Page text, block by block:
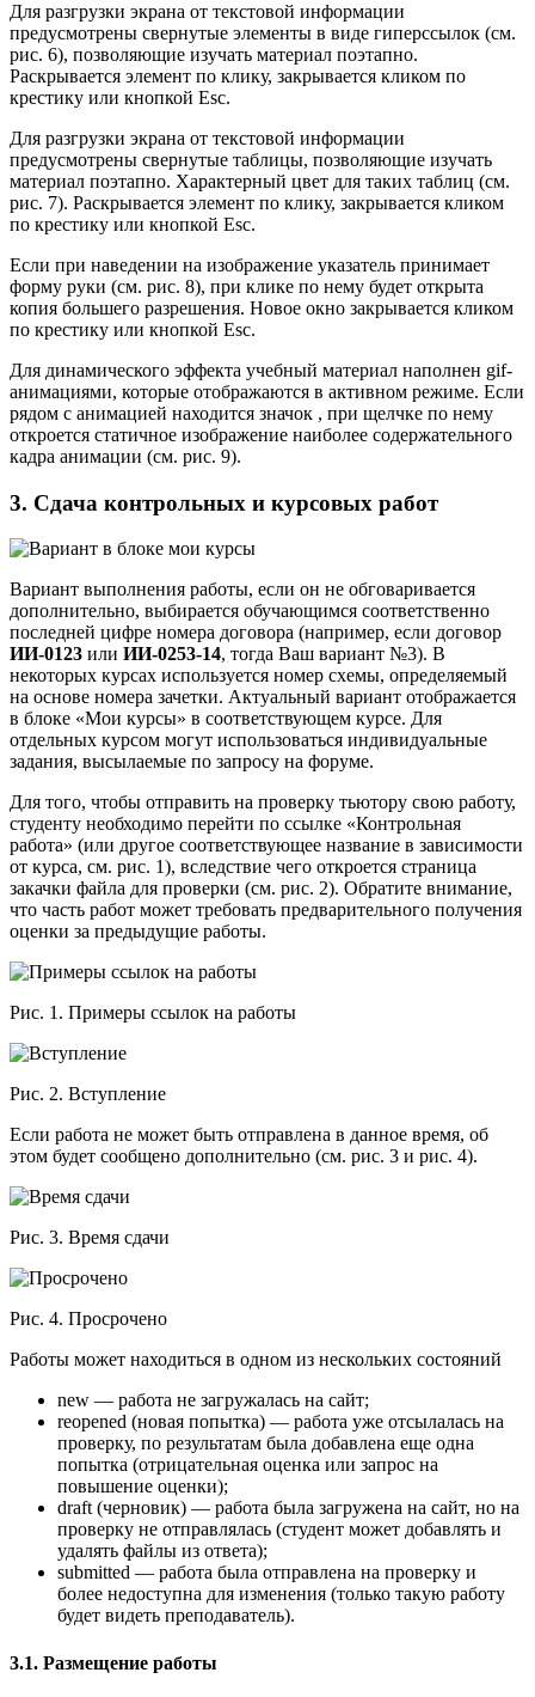
Для разгрузки экрана от текстовой информации
предусмотрены свернутые элементы в виде гиперссылок (см.
рис. 6), позволяющие изучать материал поэтапно.
Раскрывается элемент по клику, закрывается кликом по
крестику или кнопкой Esc.
Для разгрузки экрана от текстовой информации
предусмотрены свернутые таблицы, позволяющие изучать
материал поэтапно. Характерный цвет для таких таблиц (см.
рис. 7). Раскрывается элемент по клику, закрывается кликом
по крестику или кнопкой Esc.
Если при наведении на изображение указатель принимает
форму руки (см. рис. 8), при клике по нему будет открыта
копия большего разрешения. Новое окно закрывается кликом
по крестику или кнопкой Esc.
Для динамического эффекта учебный материал наполнен gif-
анимациями, которые отображаются в активном режиме. Если
рядом с анимацией находится значок , при щелчке по нему
откроется статичное изображение наиболее содержательного
кадра анимации (см. рис. 9).
3. Сдача контрольных и курсовых работ
Вариант выполнения работы, если он не обговаривается
дополнительно, выбирается обучающимся соответственно
последней цифре номера договора (например, если договор
ИИ-0123 или ИИ-0253-14, тогда Ваш вариант №3). В
некоторых курсах используется номер схемы, определяемый
на основе номера зачетки. Актуальный вариант отображается
в блоке «Мои курсы» в соответствующем курсе. Для
отдельных курсом могут использоваться индивидуальные
задания, высылаемые по запросу на форуме.
Для того, чтобы отправить на проверку тьютору свою работу,
студенту необходимо перейти по ссылке «Контрольная
работа» (или другое соответствующее название в зависимости
от курса, см. рис. 1), вследствие чего откроется страница
закачки файла для проверки (см. рис. 2). Обратите внимание,
что часть работ может требовать предварительного получения
оценки за предыдущие работы.
Рис. 1. Примеры ссылок на работы
Рис. 2. Вступление
Если работа не может быть отправлена в данное время, об
этом будет сообщено дополнительно (см. рис. 3 и рис. 4).
Рис. 3. Время сдачи
Рис. 4. Просрочено
Работы может находиться в одном из нескольких состояний
new — работа не загружалась на сайт;
reopened (новая попытка) — работа уже отсылалась на
проверку, по результатам была добавлена еще одна
попытка (отрицательная оценка или запрос на
повышение оценки);
draft (черновик) — работа была загружена на сайт, но на
проверку не отправлялась (студент может добавлять и
удалять файлы из ответа);
submitted — работа была отправлена на проверку и
более недоступна для изменения (только такую работу
будет видеть преподаватель).
3.1. Размещение работы